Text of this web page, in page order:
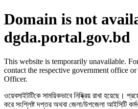
Domain is not
dgda.portal.gov.bd
This website is temporarily unavailable.
contact the respective government office
Officer.
ওয়েবসাইটটিকে সাময়িকভাবে নিষ্ক্রিয় রাখা হয়েছে।
করে সংশ্লিষ্ট দপ্তর অথবা জেলা/উপজেলা আইসিটি